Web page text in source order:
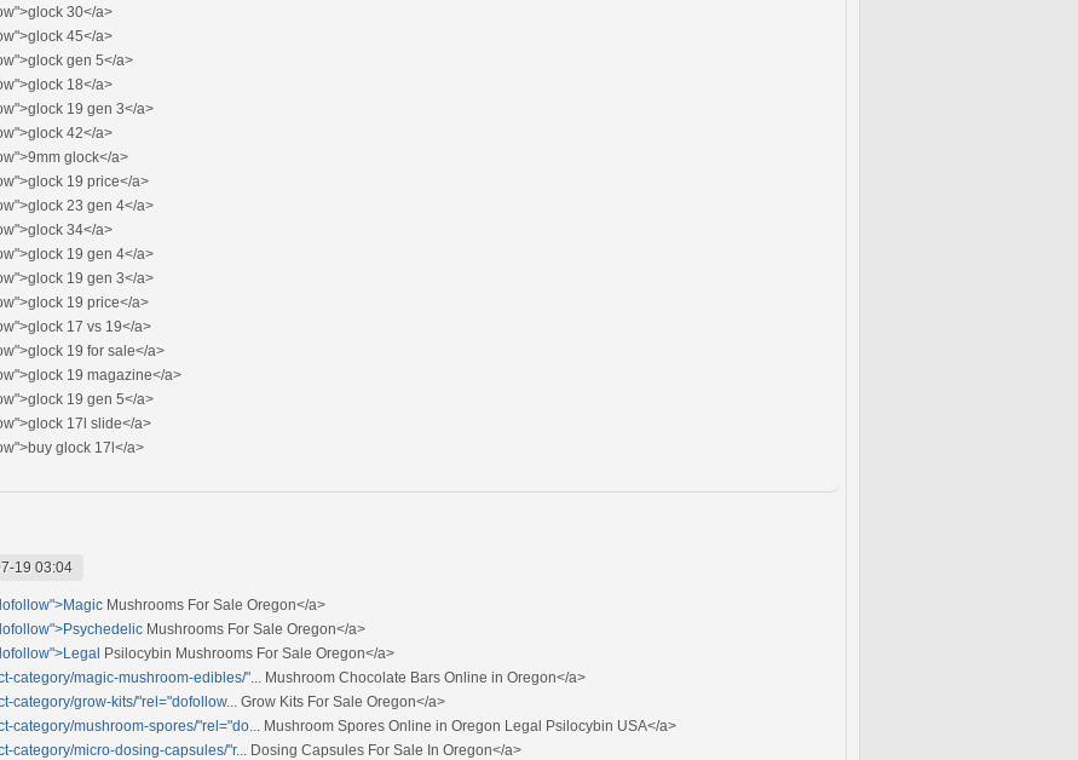
30</a>
45</a>
gen 5</a>
18</a>
19 gen 3</a>
42</a>
glock</a>
19 price</a>
23 gen 4</a>
34</a>
19 gen 4</a>
19 gen 3</a>
19 price</a>
17 vs 19</a>
19 for sale</a>
19 magazine</a>
19 gen 5</a>
17l slide</a>
glock 17l</a>
19 03:04
Mushrooms For Sale Oregon</a>
Mushrooms For Sale Oregon</a>
Psilocybin Mushrooms For Sale Oregon</a>
category/magic-mushroom-edibles/"...
Mushroom Chocolate Bars Online in Oregon</a>
grow-kits/"rel="dofollow...
Grow Kits For Sale Oregon</a>
mushroom-spores/"rel="do...
Mushroom Spores Online in Oregon Legal Psilocybin USA</a>
micro-dosing-capsules/"r...
Dosing Capsules For Sale In Oregon</a>